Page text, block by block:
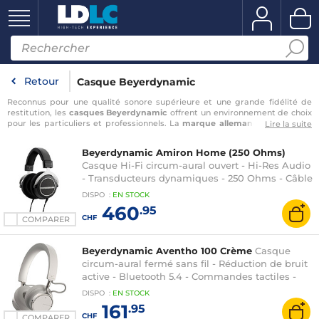
Retour Casque Beyerdynamic
Reconnus pour une qualité sonore supérieure et une grande fidélité de
restitution, les casques Beyerdynamic offrent un environnement de choix
pour les particuliers et professionnels. La marque allemande centenaire
pour uncasque audio Beyerdynamic, c’est choisir une des références du
marché des casques et l’assurance de bénéficier d’un équipement à la
hauteur de vos attentes. Que ce soit pour vos futurspodcasts, pour
streamer vos plus beaux exploits gaming
avec uncasque home studio …
Lire la suite
COMPARER
Beyerdynamic Amiron Home (250 Ohms)
Casque Hi-Fi circum-aural ouvert - Hi-Res Audio
- Transducteurs dynamiques - 250 Ohms - Câble
détachable de 3m - Jack 3.5 et adaptateur 6.35
DISPO : EN STOCK
CHF460.95
Beyerdynamic Aventho 100 Crème Casque
circum-aural fermé sans fil - Réduction de bruit
active - Bluetooth 5.4 - Commandes tactiles -
Micro - Autonomie 60h - Charge rapide
DISPO : EN STOCK
CHF161.95